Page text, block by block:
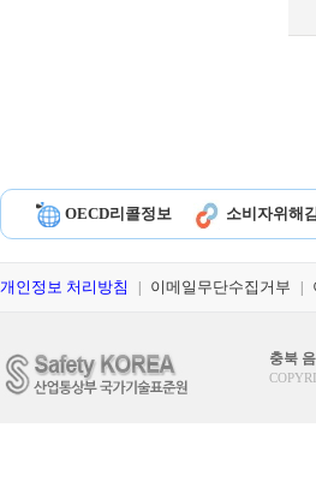
OECD리콜정보 소비자위해
개인정보 처리방침 이메일무단수집거부
충북